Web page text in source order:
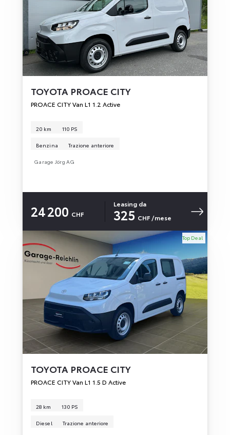
TOYOTA PROACE CITY
PROACE CITY Van L1 1.2 Active
20 km 110 PS
Benzina Trazione anteriore
Garage Jörg AG
24 200 CHF
Leasing da
325 CHF /mese
Top Deal
TOYOTA PROACE CITY
PROACE CITY Van L1 1.5 D Active
28 km 130 PS
Diesel Trazione anteriore